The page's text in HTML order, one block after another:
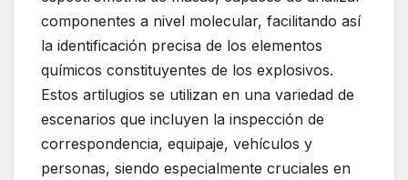
componentes a nivel molecular, facilitando así
la identificación precisa de los elementos
químicos constituyentes de los explosivos.
Estos artilugios se utilizan en una variedad de
escenarios que incluyen la inspección de
correspondencia, equipaje, vehículos y
personas, siendo especialmente cruciales en